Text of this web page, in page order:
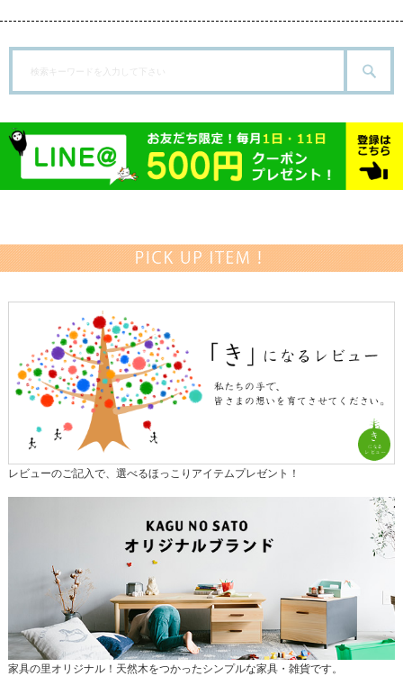
レビューのご記入で、選べるほっこりアイテムプレゼント！
家具の里オリジナル！天然木をつかったシンプルな家具・雑貨です。